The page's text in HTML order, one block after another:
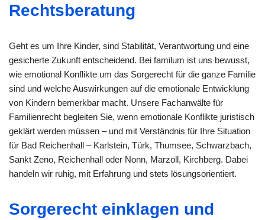
Rechtsberatung
Geht es um Ihre Kinder, sind Stabilität, Verantwortung und eine
gesicherte Zukunft entscheidend. Bei familum ist uns bewusst,
wie emotional Konflikte um das Sorgerecht für die ganze Familie
sind und welche Auswirkungen auf die emotionale Entwicklung
von Kindern bemerkbar macht. Unsere Fachanwälte für
Familienrecht begleiten Sie, wenn emotionale Konflikte juristisch
geklärt werden müssen – und mit Verständnis für Ihre Situation
für Bad Reichenhall – Karlstein, Türk, Thumsee, Schwarzbach,
Sankt Zeno, Reichenhall oder Nonn, Marzoll, Kirchberg. Dabei
handeln wir ruhig, mit Erfahrung und stets lösungsorientiert.
Sorgerecht einklagen und